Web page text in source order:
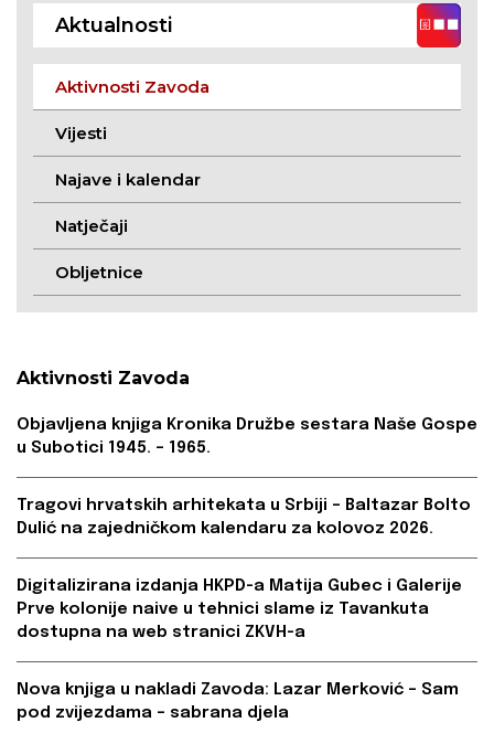
tradicijska baština,
Aktualnosti
Aktivnosti Zavoda
Vijesti
Najave i kalendar
Natječaji
Obljetnice
Aktivnosti Zavoda
Objavljena knjiga Kronika Družbe sestara Naše Gospe
u Subotici 1945. – 1965.
Tragovi hrvatskih arhitekata u Srbiji – Baltazar Bolto
Dulić na zajedničkom kalendaru za kolovoz 2026.
Digitalizirana izdanja HKPD-a Matija Gubec i Galerije
Prve kolonije naive u tehnici slame iz Tavankuta
dostupna na web stranici ZKVH-a
Nova knjiga u nakladi Zavoda: Lazar Merković – Sam
pod zvijezdama – sabrana djela